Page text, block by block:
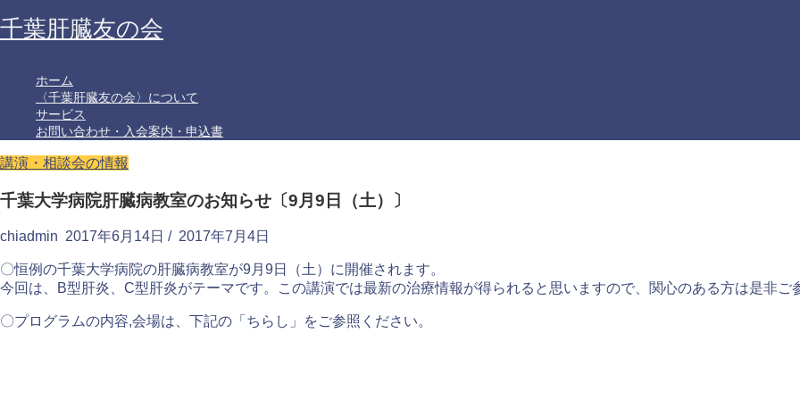
千葉肝臓友の会
ホーム
〈千葉肝臓友の会〉について
サービス
お問い合わせ・入会案内・申込書
講演・相談会の情報
千葉大学病院肝臓病教室のお知らせ〔9月9日（土）〕
chiadmin 2017年6月14日 / 2017年7月4日
〇恒例の千葉大学病院の肝臓病教室が9月9日（土）に開催されます。
今回は、B型肝炎、C型肝炎がテーマです。この講演では最新の治療情報が得られると思いますので、関心のある方は是非ご
〇プログラムの内容,会場は、下記の「ちらし」をご参照ください。